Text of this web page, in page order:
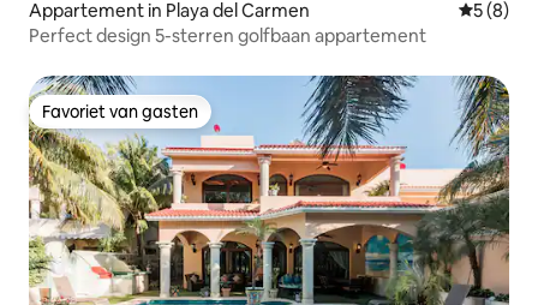
Appartement in Playa del Carmen
5 (8)
Perfect design 5-sterren golfbaan appartement
Favoriet van gasten
Favoriet van gasten